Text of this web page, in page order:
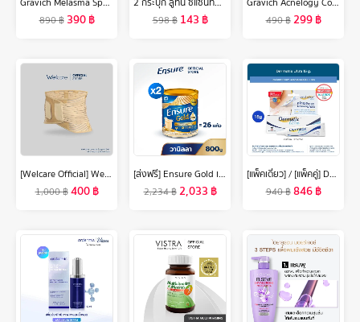
890฿ 390฿
598฿ 143 ฿
490฿299฿
[Welcare Official] Welcare อุปกรณ์พยุงกระดูกสันหลังและเอว Lumbar Support Belt ไซส์ S, M, L, XL และ XXL
1,000฿400฿
[ส่งฟรี] Ensure Gold เอนชัวร์ โกลด์ กลิ่นวานิลลา 800g 2 กระป๋อง Ensure Gold Vanilla 800g x2
2,234฿2,033 ฿
[แพ็คเดี่ยว] / [แพ็คคู่] Dermatix Ultra Gel เดอร์มาติกซ์ อัลตร้า เจลลดรอยแผลเป็น ขนาด 15 กรัม
940฿846฿